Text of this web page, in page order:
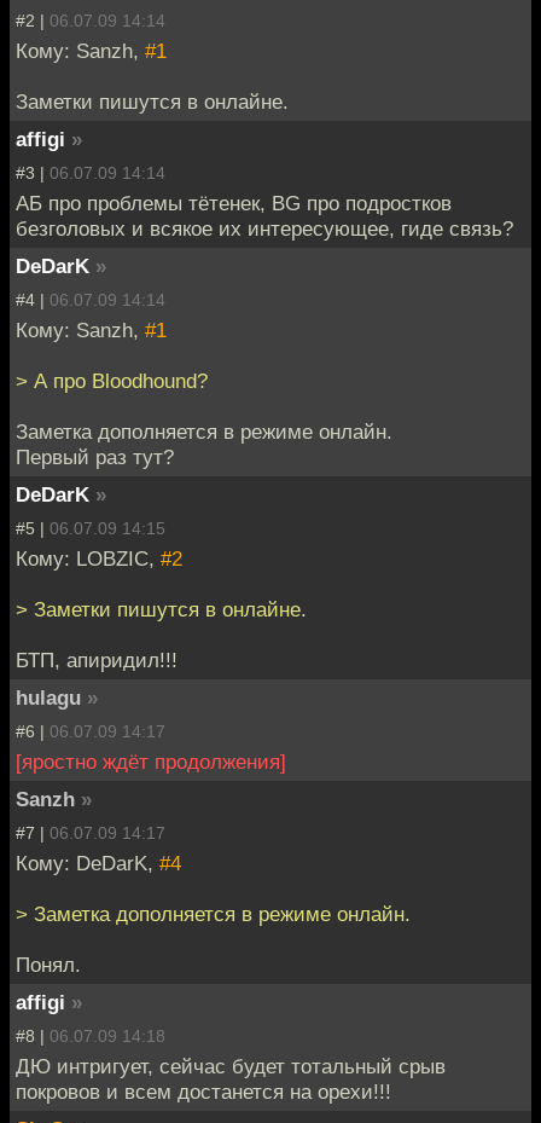
#2 | 06.07.09 14:14
Кому: Sanzh, #1
Заметки пишутся в онлайне.
affigi »
#3 | 06.07.09 14:14
АБ про проблемы тётенек, BG про подростков
безголовых и всякое их интересующее, гиде связь?
DeDarK »
#4 | 06.07.09 14:14
Кому: Sanzh, #1
> А про Bloodhound?
Заметка дополняется в режиме онлайн.
Первый раз тут?
DeDarK »
#5 | 06.07.09 14:15
Кому: LOBZIC, #2
> Заметки пишутся в онлайне.
БТП, апиридил!!!
hulagu »
#6 | 06.07.09 14:17
[яростно ждёт продолжения]
Sanzh »
#7 | 06.07.09 14:17
Кому: DeDarK, #4
> Заметка дополняется в режиме онлайн.
Понял.
affigi »
#8 | 06.07.09 14:18
ДЮ интригует, сейчас будет тотальный срыв
покровов и всем достанется на орехи!!!